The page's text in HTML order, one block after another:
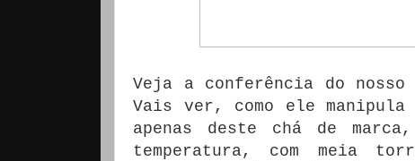
Veja a conferência do nosso
Vais ver, como ele
apenas deste chá de
temperatura, com meia